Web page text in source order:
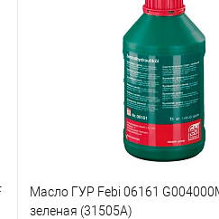
Масло ГУР Febi 06161
зеленая (31505А)